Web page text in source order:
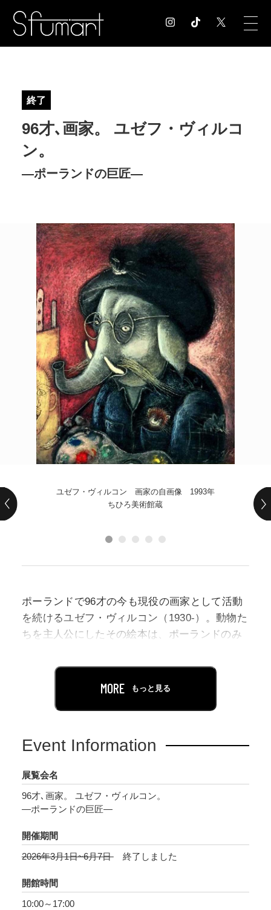
EXHIBITION 展覧会情報
NEWS
POLICY COMPANY
終了
96才､画家。 ユゼフ・ヴィルコ
ン。
―ポーランドの巨匠―
ユゼフ・ヴィルコン 画家の自画像 1993年
ちひろ美術館蔵
ポーランドで96才の今も現役の画家として活動
を続けるユゼフ・ヴィルコン（1930-）。動物た
ちを主人公にしたその絵本は、ポーランドのみ
愛されてきました。
ションより、1960年代から1990年代までの絵本
します。また、写真やことば、近年の映像をな
えます。安曇野ちひろ美術館では25年ぶりとな
る、ヴィルコンの展覧会です。
MORE もっと見る
Event Information
展覧会名
96才､画家。 ユゼフ・ヴィルコン。
―ポーランドの巨匠―
開催期間
2026年3月1日~6月7日
終了しました
開館時間
10:00～17:00